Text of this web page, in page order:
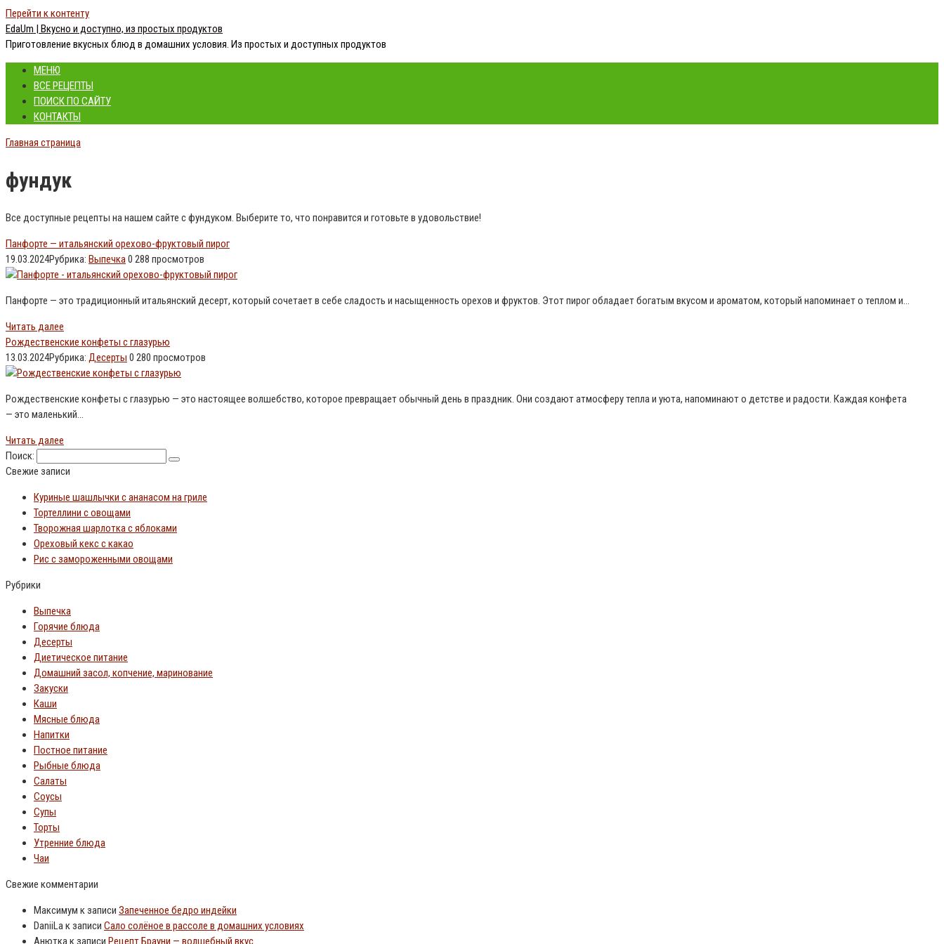
Перейти к контенту
EdaUm | Вкусно и доступно, из простых продуктов
Приготовление вкусных блюд в домашних условия. Из простых и доступных продуктов
МЕНЮ
ВСЕ РЕЦЕПТЫ
ПОИСК ПО САЙТУ
КОНТАКТЫ
Главная страница
фундук
Все доступные рецепты на нашем сайте с фундуком. Выберите то, что понравится и готовьте в удовольствие!
Панфорте — итальянский орехово-фруктовый пирог
19.03.2024Рубрика: Выпечка0 288 просмотров
Панфорте — это традиционный итальянский десерт, который сочетает в себе сладость и насыщенность орехов и фруктов. Этот пирог обладает богатым вкусом и ароматом, который напоминает о теплом и…
Читать далее
Рождественские конфеты с глазурью
13.03.2024Рубрика: Десерты 0 280 просмотров
Рождественские конфеты с глазурью — это настоящее волшебство, которое превращает обычный день в праздник. Они создают атмосферу тепла и уюта, напоминают о детстве и радости. Каждая конфета
— это маленький…
Читать далее
Поиск:
Свежие записи
Куриные шашлычки с ананасом на гриле
Тортеллини с овощами
Творожная шарлотка с яблоками
Ореховый кекс с какао
Рис с замороженными овощами
Рубрики
Выпечка
Горячие блюда
Десерты
Диетическое питание
Домашний засол, копчение, маринование
Закуски
Каши
Мясные блюда
Напитки
Постное питание
Рыбные блюда
Салаты
Соусы
Супы
Торты
Утренние блюда
Чаи
Свежие комментарии
Максимум к записи Запеченное бедро индейки
DaniiLaк записи Сало солёное в рассоле в домашних условиях
Анютка к записи Рецепт Брауни — волшебный вкус